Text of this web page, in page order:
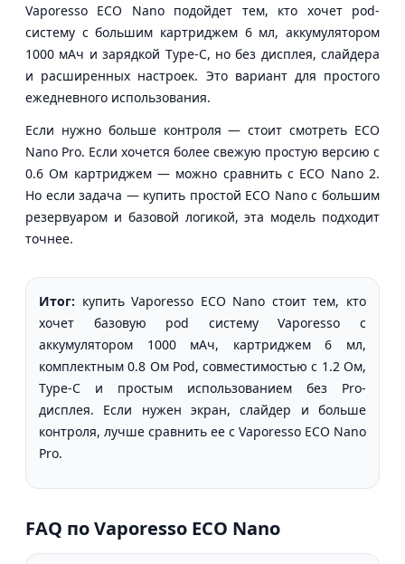
Vaporesso ECO Nano подойдет тем, кто хочет pod-
систему с большим картриджем 6 мл, аккумулятором
1000 мАч и зарядкой Type-C, но без дисплея, слайдера
и расширенных настроек. Это вариант для простого
ежедневного использования.
Если нужно больше контроля — стоит смотреть ECO
Nano Pro. Если хочется более свежую простую версию с
0.6 Ом картриджем — можно сравнить с ECO Nano 2.
Но если задача — купить простой ECO Nano с большим
резервуаром и базовой логикой, эта модель подходит
точнее.
Итог: купить Vaporesso ECO Nano стоит тем, кто
хочет базовую pod систему Vaporesso с
аккумулятором 1000 мАч, картриджем 6 мл,
комплектным 0.8 Ом Pod, совместимостью с 1.2 Ом,
Type-C и простым использованием без Pro-
дисплея. Если нужен экран, слайдер и больше
контроля, лучше сравнить ее с Vaporesso ECO Nano
Pro.
FAQ по Vaporesso ECO Nano